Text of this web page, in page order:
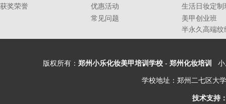
获奖荣誉
优惠活动
生活日妆定制
常见问题
美甲创业班
半永久高端纹
版权所有： 郑州小乐化妆美甲培训学校- 郑州化妆培训 小
学校地址：郑州二七区大
技术支持